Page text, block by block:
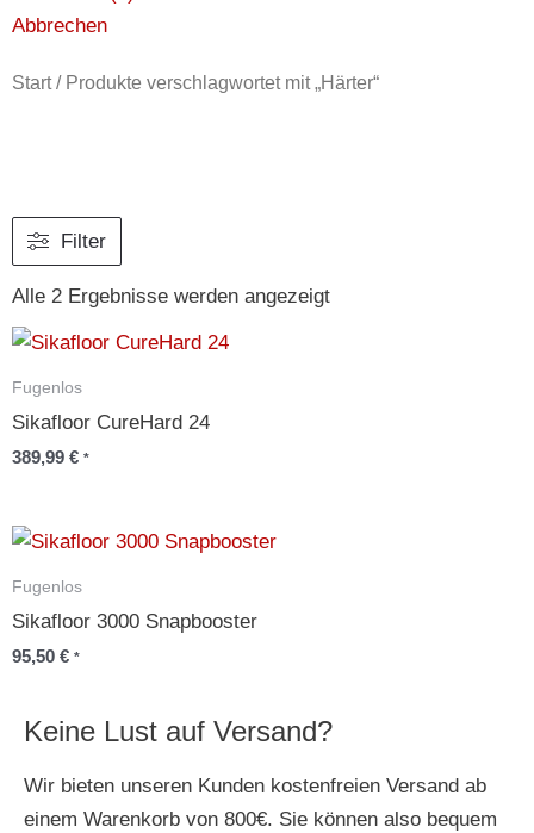
Abbrechen
Start/ Produkte verschlagwortet mit „Härter“
Filter
Alle 2 Ergebnisse werden angezeigt
Fugenlos
Sikafloor CureHard 24
389,99 € *
Fugenlos
Sikafloor 3000 Snapbooster
95,50 € *
Keine Lust auf Versand?
Wir bieten unseren Kunden kostenfreien Versand ab
einem Warenkorb von 800€. Sie können also bequem